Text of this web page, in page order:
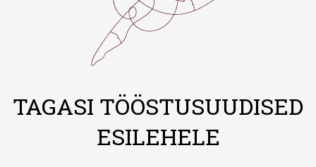
TAGASI TÖÖSTUSUUDISED
ESILEHELE